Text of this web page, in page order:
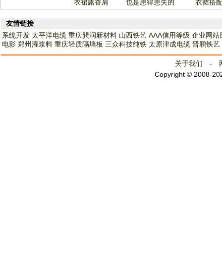
衣裙露香肩
也是患得患失的
衣裙搭
友情链接
系统开发 太平洋电缆 重庆巽润新材料 山西铁艺 AAA信用等级 企业网站
电影 郑州灌浆料 重庆轻质隔墙板 三众科技纯铁 太原津成电缆 晋鹏铁艺
关于我们 -
Copyright © 2008-